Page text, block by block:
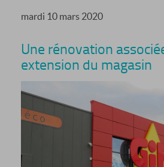
mardi 10 mars 2020
Une rénovation
extension du magasin